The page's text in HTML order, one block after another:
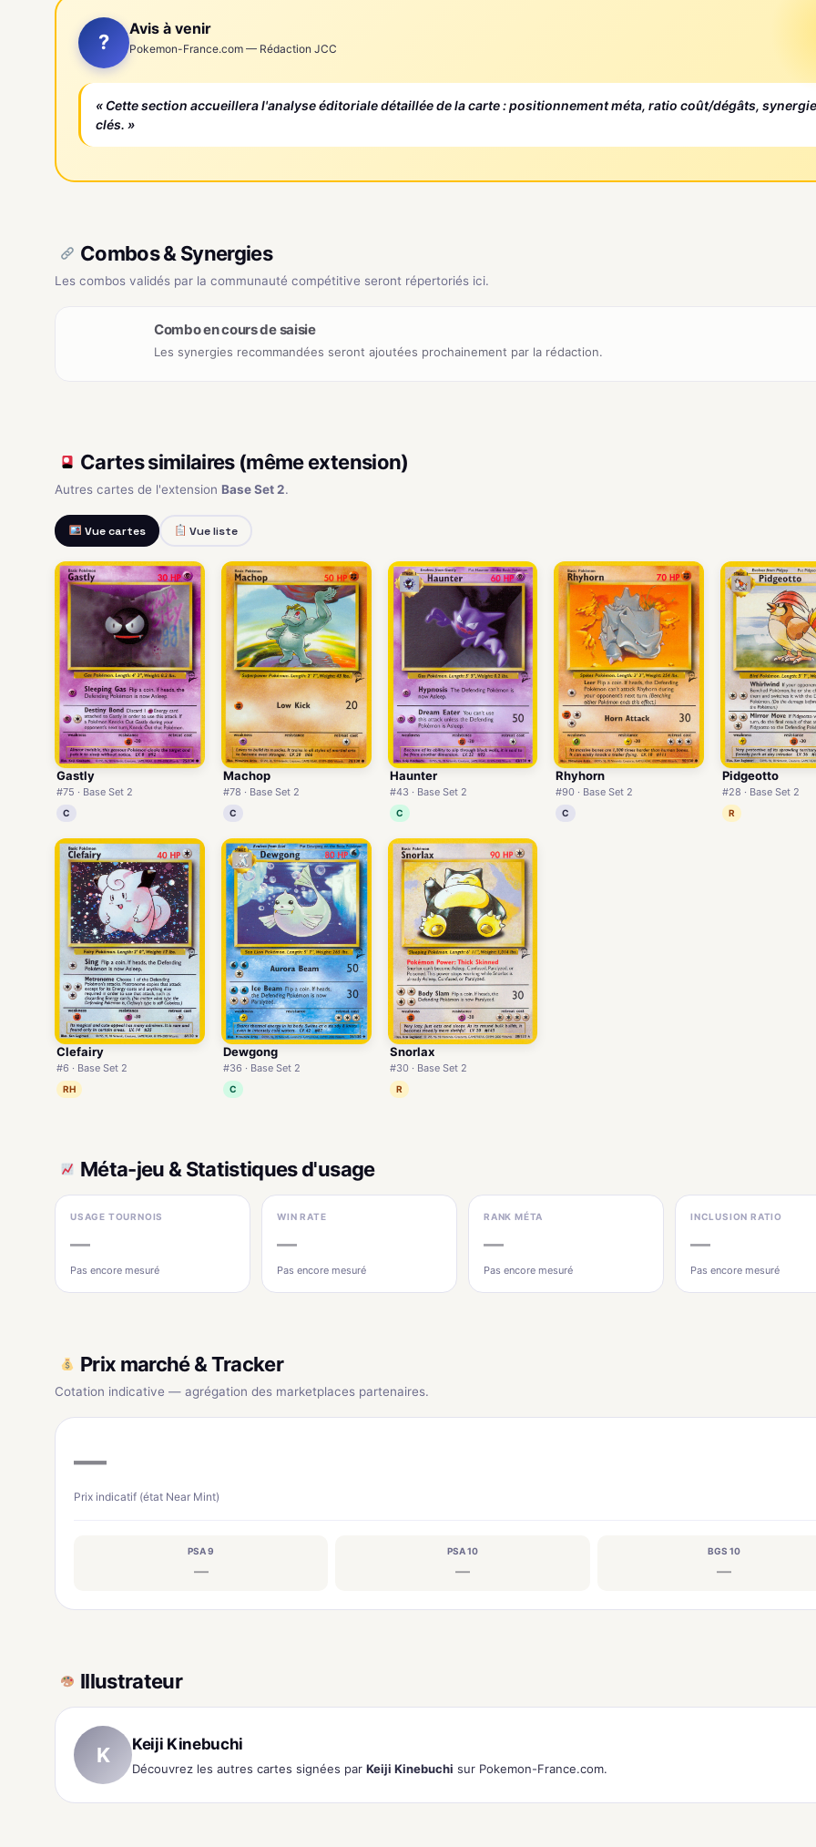
?
Avis à venir
Pokemon-France.com — Rédaction JCC
« Cette section accueillera l'analyse éditoriale détaillée de la carte : positionnement méta, ratio coût/dégâts,
clés. »
Combos & Synergies
Les combos validés par la communauté compétitive seront répertoriés ici.
Combo en cours de saisie
Les synergies recommandées seront ajoutées prochainement par la rédaction.
Cartes similaires (même extension)
Autres cartes de l'extension Base Set 2.
Vue cartes Vue liste
Gastly
#75 · Base Set 2
C
Machop
#78 · Base Set 2
C
Haunter
#43 · Base Set 2
C
Rhyhorn
#90 · Base Set 2
C
Pidgeotto
#28 · Base Set 2
R
Clefairy
#6 · Base Set 2
RH
Dewgong
#36 · Base Set 2
C
Snorlax
#30 · Base Set 2
R
Méta-jeu & Statistiques d'usage
USAGE TOURNOIS
—
Pas encore mesuré
WIN RATE
—
Pas encore mesuré
RANK MÉTA
—
Pas encore mesuré
INCLUSION RATIO
—
Pas encore mesuré
Prix marché & Tracker
Cotation indicative — agrégation des marketplaces partenaires.
—
Prix indicatif (état Near Mint)
PSA 9
—
PSA 10
—
BGS 10
—
Illustrateur
K Keiji Kinebuchi
Découvrez les autres cartes signées par Keiji Kinebuchi sur Pokemon-France.com.